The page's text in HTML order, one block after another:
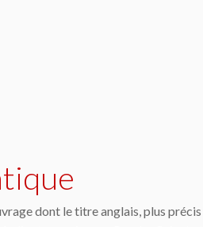
dont le titre anglais, plus